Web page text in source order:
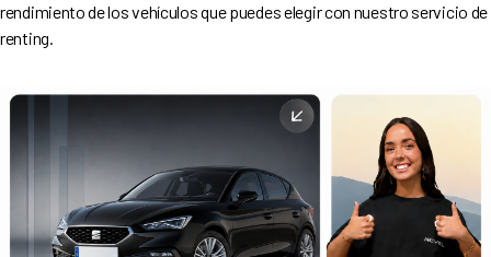
rendimiento de los vehículos que puedes elegir con nuestro servicio de
renting.